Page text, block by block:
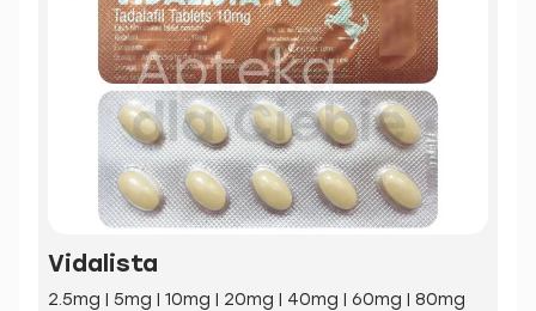
Vidalista
2.5mg | 5mg | 10mg | 20mg | 40mg | 60mg | 80mg